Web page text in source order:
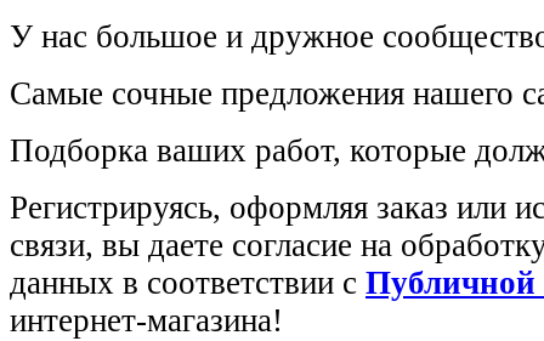
У нас большое и дружное
Самые сочные предложения нашего
Подборка ваших работ, которые
Регистрируясь, оформляя заказ или
связи, вы даете согласие на
данных в соответствии с Публичной
интернет-магазина!